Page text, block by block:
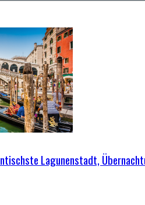
Lagunenstadt,